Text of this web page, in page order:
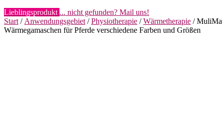
Lieblingsprodukt ... nicht gefunden? Mail uns!
Start / Anwendungsgebiet /Physiotherapie /Wärmetherapie /
Wärmegamaschen für Pferde verschiedene Farben und Größen